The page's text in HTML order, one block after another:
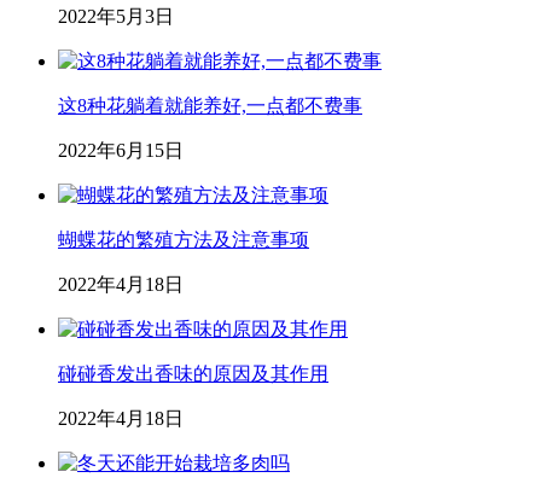
2022年5月3日
这8种花躺着就能养好,一点都不费事
2022年6月15日
蝴蝶花的繁殖方法及注意事项
2022年4月18日
碰碰香发出香味的原因及其作用
2022年4月18日